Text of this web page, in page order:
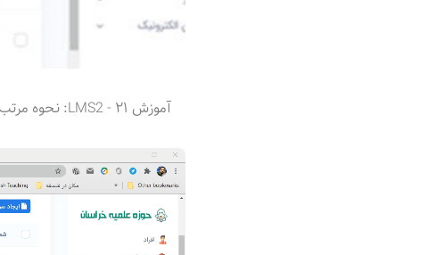
آموزش ۲۱ - LMS2: نحوه مرتب‌سازی سوالات یک آزمون